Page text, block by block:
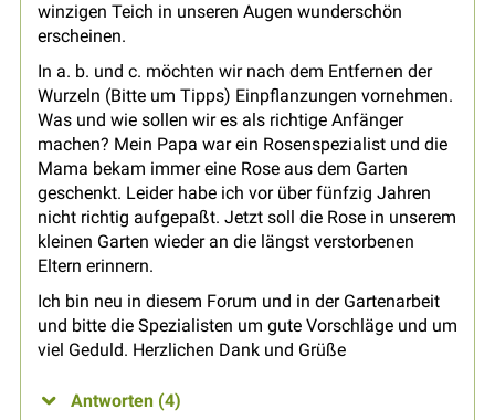
winzigen Teich in unseren Augen wunderschön
erscheinen.
In a. b. und c. möchten wir nach dem Entfernen der
Wurzeln (Bitte um Tipps) Einpflanzungen vornehmen.
Was und wie sollen wir es als richtige Anfänger
machen? Mein Papa war ein Rosenspezialist und die
Mama bekam immer eine Rose aus dem Garten
geschenkt. Leider habe ich vor über fünfzig Jahren
nicht richtig aufgepaßt. Jetzt soll die Rose in unserem
kleinen Garten wieder an die längst verstorbenen
Eltern erinnern.
Ich bin neu in diesem Forum und in der Gartenarbeit
und bitte die Spezialisten um gute Vorschläge und um
viel Geduld. Herzlichen Dank und Grüße
Antworten (4)